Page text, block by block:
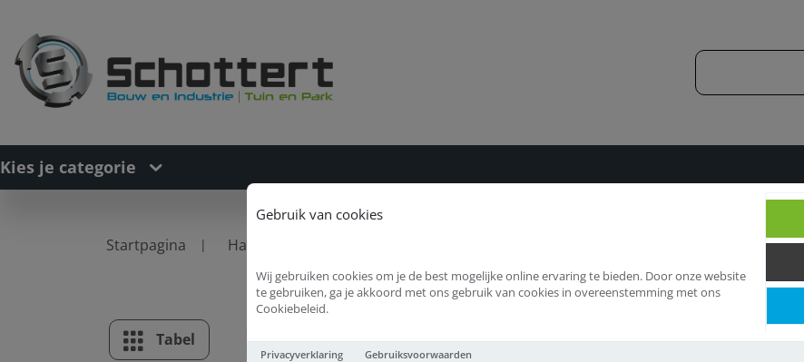
Gebruik van cookies
Wij gebruiken cookies om je de best mogelijke online ervaring te bieden. Door onze website
te gebruiken, ga je akkoord met ons gebruik van cookies in overeenstemming met ons
Cookiebeleid.
Privacyverklaring Gebruiksvoorwaarden
Kies je categorie
Startpagina Handgereedschappen
Tabel Lijst Vijlen halfrond